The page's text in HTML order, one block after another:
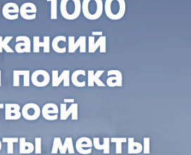
Эл № ФС 77-76040, выдано Федеральной
связи, информационных технологий и